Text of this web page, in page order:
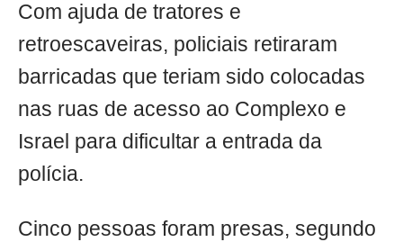
Com ajuda de tratores e
retroescaveiras, policiais retiraram
barricadas que teriam sido colocadas
nas ruas de acesso ao Complexo e
Israel para dificultar a entrada da
polícia.
Cinco pessoas foram presas, segundo